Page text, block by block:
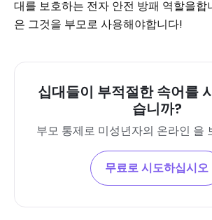
대를 보호하는 전자 안전 방패 역할을합
은 그것을 부모로 사용해야합니다!
십대들이 부적절한 속어를
습니까?
부모 통제로 미성년자의 온라인 을
무료로 시도하십시오